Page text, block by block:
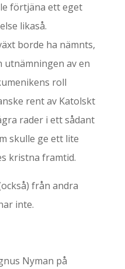
förtjäna ett eget
likaså.
borde ha nämnts,
utnämningen av en
roll
rent av Katolskt
rader i ett sådant
skulle ge ett lite
kristna framtid.
från andra
inte.
Nyman på